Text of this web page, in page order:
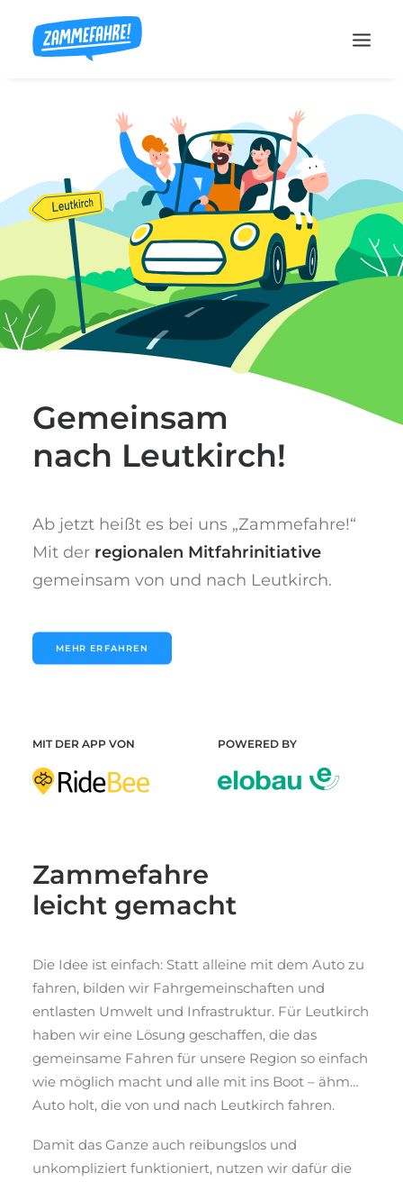
So funktioniert’s
Vorteile
Kontakt
ANMELDEN
Gemeinsam
nach Leutkirch!
Ab jetzt heißt es bei uns „Zammefahre!“
Mit der regionalen Mitfahrinitiative
gemeinsam von und nach Leutkirch.
MEHR ERFAHREN
MIT DER APP VON POWERED BY
Zammefahre
leicht gemacht
Die Idee ist einfach: Statt alleine mit dem Auto zu
fahren, bilden wir Fahrgemeinschaften und
entlasten Umwelt und Infrastruktur. Für Leutkirch
haben wir eine Lösung geschaff­en, die das
gemeinsame Fahren für unsere Region so einfach
wie möglich macht und alle mit ins Boot – ähm…
Auto holt, die von und nach Leutkirch fahren.
Damit das Ganze auch reibungslos und
unkompliziert funktioniert, nutzen wir dafür die